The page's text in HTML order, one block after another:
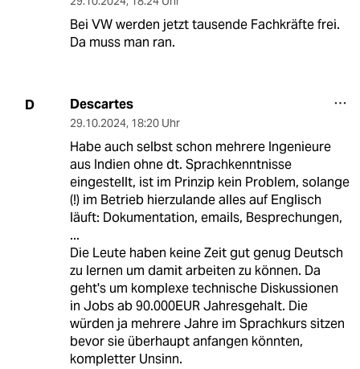
Bei VW werden jetzt tausende Fachkräfte frei.
Da muss man ran.
D Descartes
29.10.2024, 18:20 Uhr
Habe auch selbst schon mehrere Ingenieure
aus Indien ohne dt. Sprachkenntnisse
eingestellt, ist im Prinzip kein Problem, solange
(!) im Betrieb hierzulande alles auf Englisch
läuft: Dokumentation, emails, Besprechungen,
...
Die Leute haben keine Zeit gut genug Deutsch
zu lernen um damit arbeiten zu können. Da
geht's um komplexe technische Diskussionen
in Jobs ab 90.000EUR Jahresgehalt. Die
würden ja mehrere Jahre im Sprachkurs sitzen
bevor sie überhaupt anfangen könnten,
kompletter Unsinn.